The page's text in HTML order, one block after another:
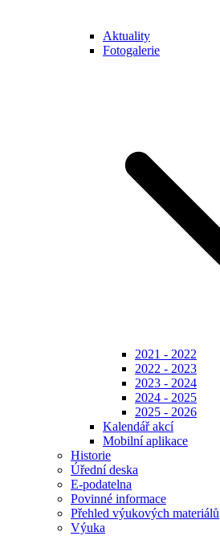
Aktuality
Fotogalerie
2021 - 2022
2022 - 2023
2023 - 2024
2024 - 2025
2025 - 2026
Kalendář akcí
Mobilní aplikace
Historie
Úřední deska
E-podatelna
Povinné informace
Přehled výukových materiálů
Výuka